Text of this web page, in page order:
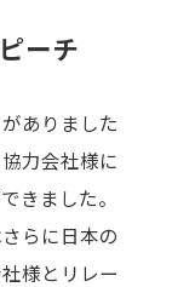
ーチ
ありました
力会社様に
きました。
らに日本の
様とリレー